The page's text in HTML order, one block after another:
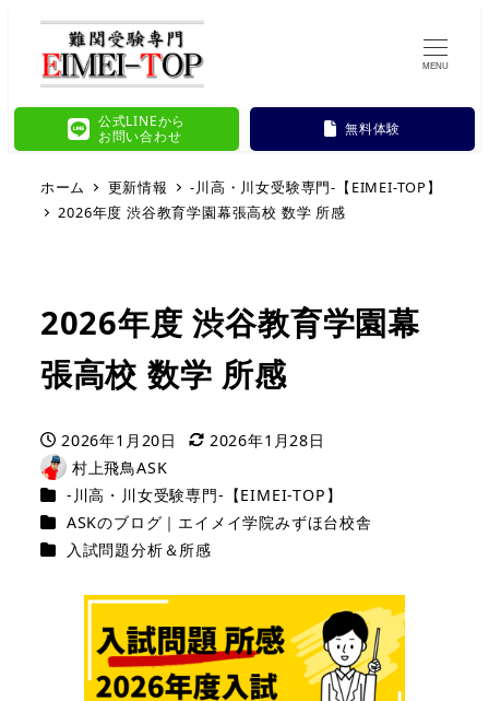
公式LINEから
お問い合わせ
無料体験
MENU
ホーム 更新情報
-川高・川女受験専門-【EIMEI-TOP】
2026年度 渋谷教育学園幕張高校 数学 所感
2026年度 渋谷教育学園幕
張高校 数学 所感
投稿日
2026年1月20日
更新日
2026年1月28日
著
者
村上飛鳥ASK
カテゴリー
-川高・川女受験専門-【EIMEI-TOP】
カテゴリー
ASKのブログ｜エイメイ学院みずほ台校舎
カテゴリー
入試問題分析＆所感